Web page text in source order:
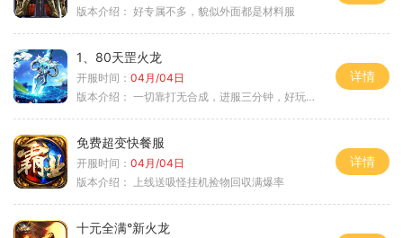
版本介绍： 好专属不多，貌似外面都是材料服
1、80天罡火龙
开服时间： 04月/04日
版本介绍： 一切靠打无合成，进服三分钟，好玩一整年。
详情
免费超变快餐服
开服时间： 04月/04日
版本介绍：
上线送吸怪挂机捡物回収满爆率
详情
十元全满°新火龙